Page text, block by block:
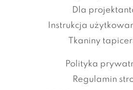
Dla
Instrukcja
Tkaniny
Polityka
Regulamin